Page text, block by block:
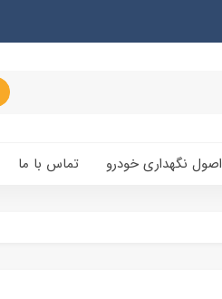
اصول نگهداری خودرو تماس با ما